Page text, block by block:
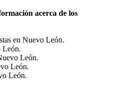
acerca de los
en Nuevo León.
León.
León.
León.
León.